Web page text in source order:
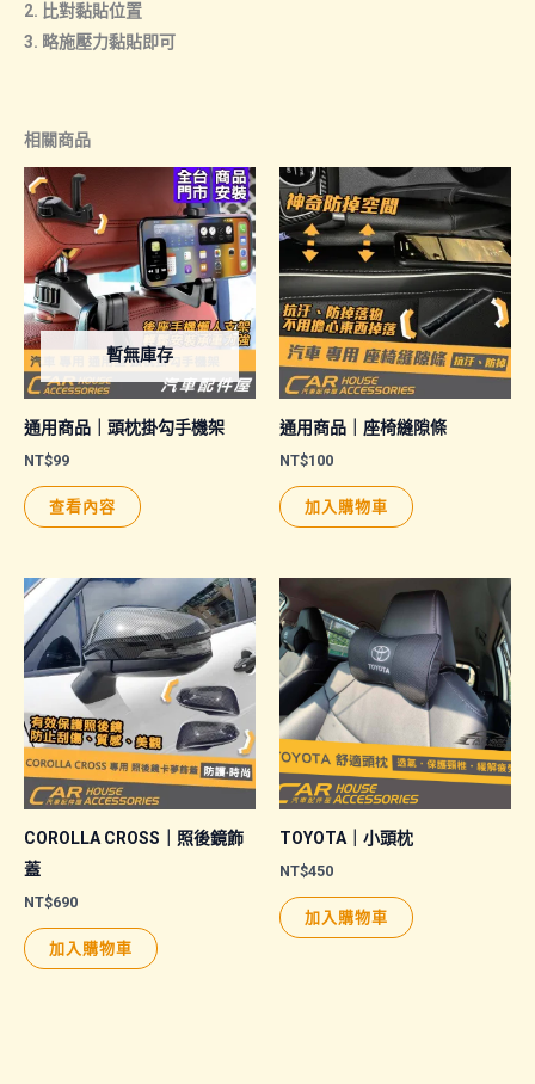
2. 比對黏貼位置
3. 略施壓力黏貼即可
相關商品
暫無庫存
通用商品｜頭枕掛勾手機架
NT$99
查看內容
通用商品｜座椅縫隙條
NT$100
加入購物車
COROLLA CROSS｜照後鏡飾
蓋
NT$690
加入購物車
TOYOTA｜小頭枕
NT$450
加入購物車